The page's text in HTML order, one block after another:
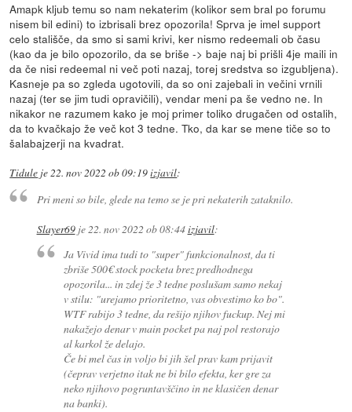
Amapk kljub temu so nam nekaterim (kolikor sem bral po forumu
nisem bil edini) to izbrisali brez opozorila! Sprva je imel support
celo stališče, da smo si sami krivi, ker nismo redeemali ob času
(kao da je bilo opozorilo, da se briše -> baje naj bi prišli 4je maili in
da če nisi redeemal ni več poti nazaj, torej sredstva so izgubljena).
Kasneje pa so zgleda ugotovili, da so oni zajebali in večini vrnili
nazaj (ter se jim tudi opravičili), vendar meni pa še vedno ne. In
nikakor ne razumem kako je moj primer toliko drugačen od ostalih,
da to kvačkajo že več kot 3 tedne. Tko, da kar se mene tiče so to
šalabajzerji na kvadrat.
Tidule je22. nov 2022 ob 09:19izjavil:
Pri meni so bile, glede na temo se je pri nekaterih zataknilo.
Slayer69je 22. nov 2022 ob 08:44izjavil:
Ja Vivid ima tudi to "super" funkcionalnost, da ti
zbriše 500€ stock pocketa brez predhodnega
opozorila... in zdej že 3 tedne poslušam samo nekaj
v stilu: "urejamo prioritetno, vas obvestimo ko bo".
WTF rabijo 3 tedne, da rešijo njihov fuckup. Nej mi
nakažejo denar v main pocket pa naj pol restorajo
al karkol že delajo.
Če bi mel čas in voljo bi jih šel prav kam prijavit
(čeprav verjetno itak ne bi bilo efekta, ker gre za
neko njihovo pogruntavščino in ne klasičen denar
na banki).